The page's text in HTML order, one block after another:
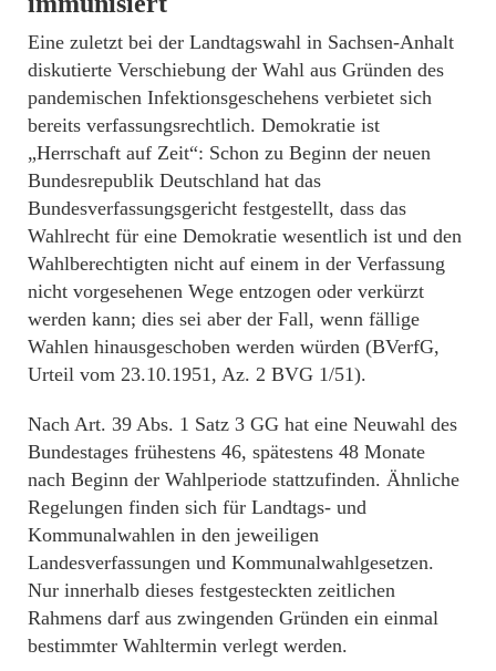
Eine zuletzt bei der Landtagswahl in Sachsen-Anhalt
diskutierte Verschiebung der Wahl aus Gründen des
pandemischen Infektionsgeschehens verbietet sich
bereits verfassungsrechtlich. Demokratie ist
„Herrschaft auf Zeit“: Schon zu Beginn der neuen
Bundesrepublik Deutschland hat das
Bundesverfassungsgericht festgestellt, dass das
Wahlrecht für eine Demokratie wesentlich ist und den
Wahlberechtigten nicht auf einem in der Verfassung
nicht vorgesehenen Wege entzogen oder verkürzt
werden kann; dies sei aber der Fall, wenn fällige
Wahlen hinausgeschoben werden würden (BVerfG,
Urteil vom 23.10.1951, Az. 2 BVG 1/51).
Nach Art. 39 Abs. 1 Satz 3 GG hat eine Neuwahl des
Bundestages frühestens 46, spätestens 48 Monate
nach Beginn der Wahlperiode stattzufinden. Ähnliche
Regelungen finden sich für Landtags- und
Kommunalwahlen in den jeweiligen
Landesverfassungen und Kommunalwahlgesetzen.
Nur innerhalb dieses festgesteckten zeitlichen
Rahmens darf aus zwingenden Gründen ein einmal
bestimmter Wahltermin verlegt werden.